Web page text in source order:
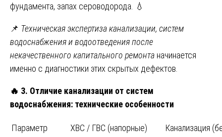
фундамента, запах сероводорода. 💧
📌 Техническая экспертиза канализации, систем
водоснабжения и водоотведения после
некачественного капитального ремонта начинается
именно с диагностики этих скрытых дефектов.
🔥 3. Отличие канализации от систем
водоснабжения: технические особенности
Параметр ХВС / ГВС (напорные) Канализация